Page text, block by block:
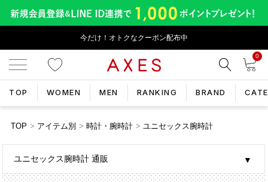
今だけ！オトクなクーポン配布中
0
TOP WOMEN MEN RANKING BRAND
TOP アイテム別 時計・腕時計 ユニセックス腕時計
ユニセックス腕時計 通販